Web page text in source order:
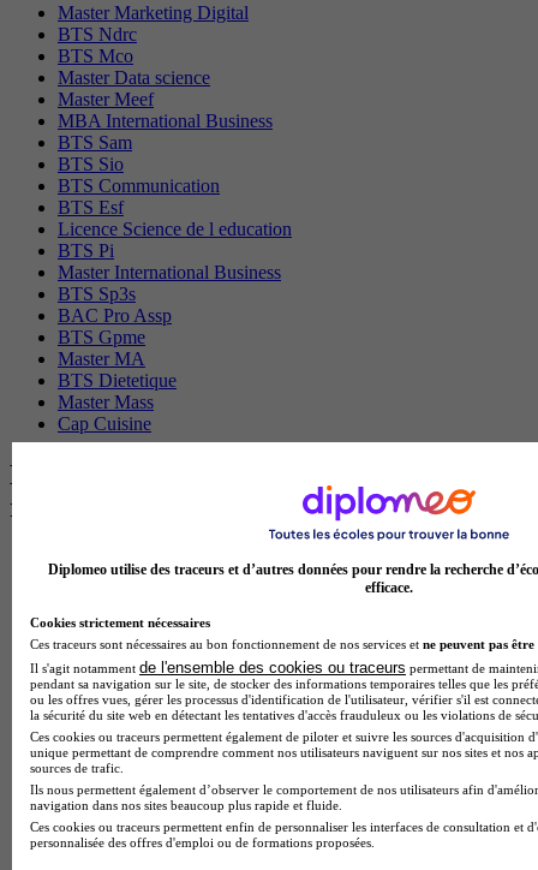
Master Marketing Digital
BTS Ndrc
BTS Mco
Master Data science
Master Meef
MBA International Business
BTS Sam
BTS Sio
BTS Communication
BTS Esf
Licence Science de l education
BTS Pi
Master International Business
BTS Sp3s
BAC Pro Assp
BTS Gpme
Master MA
BTS Dietetique
Master Mass
Cap Cuisine
Les intitulés de diplôme par ville les plus
recherchés
Prépa Medecine à Paris
Master Psychologie à Lyon
Licence Psychologie à Toulouse
Master Psychologie à Lille
Master Psychologie à Montpellier
Master Psychologie à Paris
Master Meef à Lyon
Master Meef à Paris
BTS Tourisme à Bordeaux
BTS Tourisme à Lyon
BTS Tourisme à Paris
BTS Tourisme à Toulouse
Diplomeo utilise des traceurs et d’autres données pour rendre la recherche
efficace.
Cookies strictement nécessaires
Ces traceurs sont nécessaires au bon fonctionnement de nos services et ne peuvent pas être
Il s'agit notamment de l'ensemble des cookies ou traceurs permettant de
pendant sa navigation sur le site, de stocker des informations temporaires telles que les
ou les offres vues, gérer les processus d'identification de l'utilisateur, vérifier s'il est
la sécurité du site web en détectant les tentatives d'accès frauduleux ou les violations de
Ces cookies ou traceurs permettent également de piloter et suivre les sources d'acquisition
unique permettant de comprendre comment nos utilisateurs naviguent sur nos sites et nos
sources de trafic.
Ils nous permettent également d’observer le comportement de nos utilisateurs afin
navigation dans nos sites beaucoup plus rapide et fluide.
Ces cookies ou traceurs permettent enfin de personnaliser les interfaces de consultation et
personnalisée des offres d'emploi ou de formations proposées.